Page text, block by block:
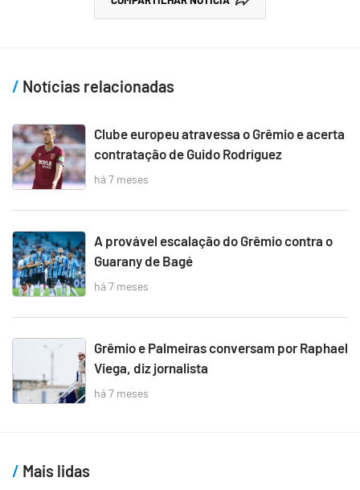
Notícias relacionadas
Clube europeu atravessa o Grêmio e acerta
contratação de Guido Rodríguez
há 7 meses
A provável escalação do Grêmio contra o
Guarany de Bagé
há 7 meses
Grêmio e Palmeiras conversam por Raphael
Viega, diz jornalista
há 7 meses
Mais lidas